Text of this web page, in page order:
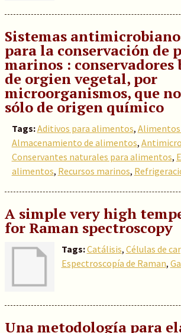
Sistemas
para la conservación de
marinos : conservadores
de orgien vegetal, por
microorganismos, que
sólo de origen químico
Tags:Aditivos para alimentos, Alimentos
Almacenamiento de alimentos,
Conservantes naturales para alimentos,
alimentos, Recursos marinos,
A simple very high
for Raman spectroscopy
Tags:Catálisis, Células de
Espectroscopía de Raman,
Una metodología para